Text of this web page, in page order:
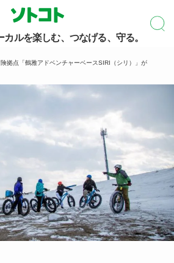
カルを楽しむ、つなげる、守る。
拠点「鶴雅アドベンチャーベースSIRI（シリ）」が